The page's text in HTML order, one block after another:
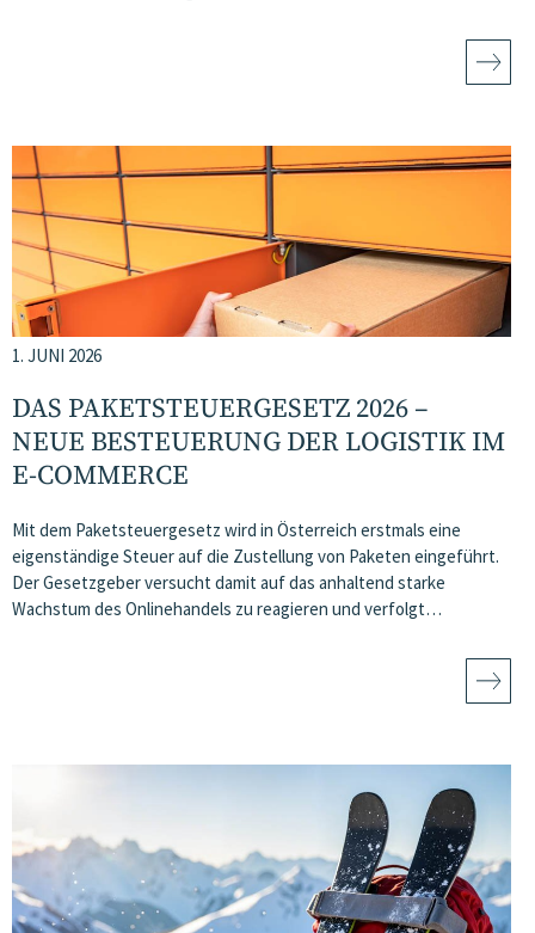
1. JUNI 2026
DAS PAKETSTEUERGESETZ 2026 –
NEUE BESTEUERUNG DER LOGISTIK IM
E-COMMERCE
Mit dem Paketsteuergesetz wird in Österreich erstmals eine
eigenständige Steuer auf die Zustellung von Paketen eingeführt.
Der Gesetzgeber versucht damit auf das anhaltend starke
Wachstum des Onlinehandels zu reagieren und verfolgt…